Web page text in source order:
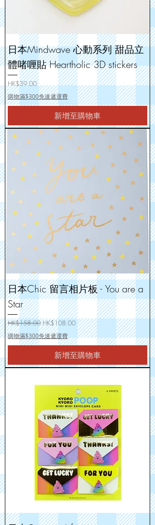
日本Mindwave 心動系列 甜品立
體啫喱貼 Heartholic 3D stickers
價格
HK$39.00
購物滿$300免速遞運費
新增至購物車
日本Chic 留言相片板 - You are a
Star
一般價格
HK$158.00促銷價格
HK$108.00
購物滿$300免速遞運費
新增至購物車